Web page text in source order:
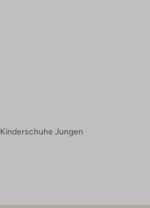
Kinderschuhe Jungen